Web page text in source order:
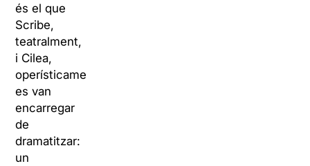
és el que
Scribe,
teatralment,
i Cilea,
operísticament,
es van
encarregar
de
dramatitzar:
un